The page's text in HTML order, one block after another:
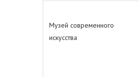
Музей современного
искусства